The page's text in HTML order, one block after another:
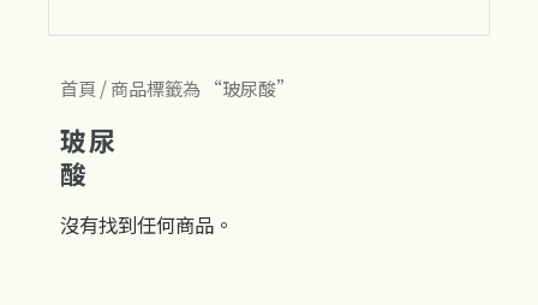
首頁 / 商品標籤為 “玻尿酸”
玻尿
酸
沒有找到任何商品。